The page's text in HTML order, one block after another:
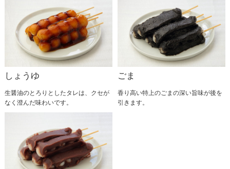
2025.05.27
6月1日より1ヶ月間のみの期間限定で『無添加よもぎ
だんご』を発売いたします。 柔らかさの中にもコシ
があり舌ざわりもよい自慢のだんご生地に風味豊かな
国産よもぎを混ぜこみ、北海道産小豆で作った自社製
粒あんを乗せました。 オール無添加で作り上げた昔
懐かしい素朴なよもぎだんごを是非ご賞味ください。 …
しょうゆ
生醤油のとろりとしたタレは、クセが
なく澄んだ味わいです。
ごま
香り高い特上のごまの深い旨味が後を
引きます。